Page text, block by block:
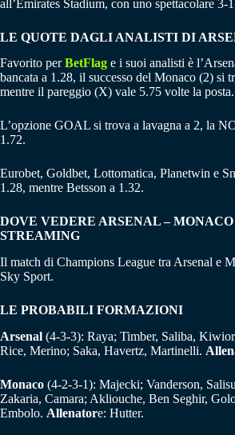
all’Emirates Stadium, con uno spettacolare 3-
LE QUOTE DAGLI ANALISTI DI
Favorito perBetFlag e i suoi analisti è
bancata a 1.28, il successo del Monaco (2) si
mentre il pareggio (X) vale 5.75 volte la posta.
L’opzione GOAL si trova a lavagna a 2, la
1.72.
Eurobet, Goldbet, Lottomatica, Planetwin e
1.28, mentre Betsson a 1.32.
DOVE VEDERE ARSENAL –
STREAMING
Il match di Champions League tra Arsenal e
Sky Sport.
LE PROBABILI FORMAZIONI
Arsenal (4-3-3): Raya; Timber, Saliba,
Rice, Merino; Saka, Havertz, Martinelli.
Monaco (4-2-3-1): Majecki; Vanderson,
Zakaria, Camara; Akliouche, Ben Seghir,
Embolo. Allenatore: Hutter.